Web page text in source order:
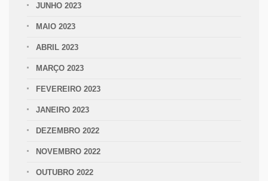
JUNHO 2023
MAIO 2023
ABRIL 2023
MARÇO 2023
FEVEREIRO 2023
JANEIRO 2023
DEZEMBRO 2022
NOVEMBRO 2022
OUTUBRO 2022